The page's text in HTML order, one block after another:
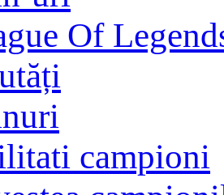
Of
campioni